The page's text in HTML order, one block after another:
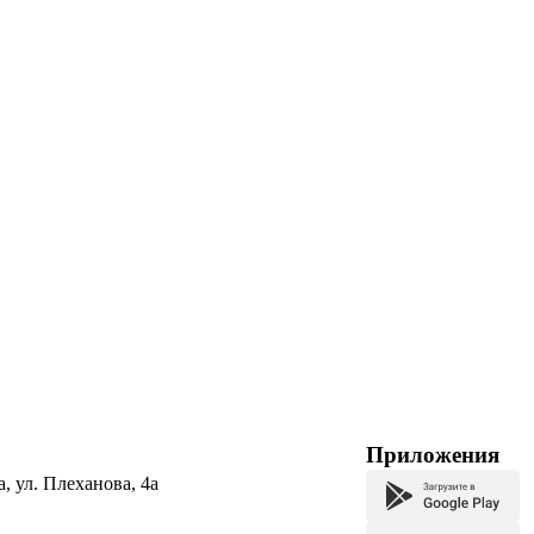
ул. Плеханова, 4а
Приложения